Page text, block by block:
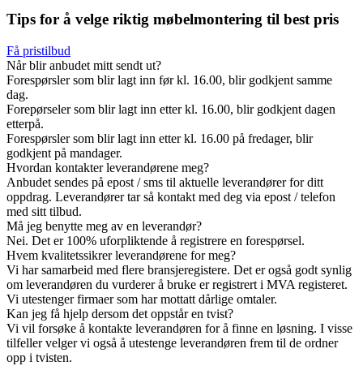
Tips for å velge riktig møbelmontering til best pris
Få pristilbud
Når blir anbudet mitt sendt ut?
Forespørsler som blir lagt inn før kl. 16.00, blir godkjent samme
dag.
Forepørseler som blir lagt inn etter kl. 16.00, blir godkjent dagen
etterpå.
Forespørsler som blir lagt inn etter kl. 16.00 på fredager, blir
godkjent på mandager.
Hvordan kontakter leverandørene meg?
Anbudet sendes på epost / sms til aktuelle leverandører for ditt
oppdrag. Leverandører tar så kontakt med deg via epost / telefon
med sitt tilbud.
Må jeg benytte meg av en leverandør?
Nei. Det er 100% uforpliktende å registrere en forespørsel.
Hvem kvalitetssikrer leverandørene for meg?
Vi har samarbeid med flere bransjeregistere. Det er også godt synlig
om leverandøren du vurderer å bruke er registrert i MVA registeret.
Vi utestenger firmaer som har mottatt dårlige omtaler.
Kan jeg få hjelp dersom det oppstår en tvist?
Vi vil forsøke å kontakte leverandøren for å finne en løsning. I visse
tilfeller velger vi også å utestenge leverandøren frem til de ordner
opp i tvisten.